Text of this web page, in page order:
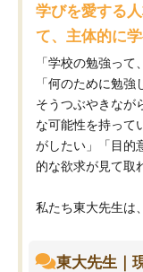
学びを愛する
て、主体的に
「学校の勉強って
「何のために勉強
そうつぶやきなが
な可能性を持って
がしたい」「目的
的な欲求が見て取
私たち東大先生は
東大先生｜